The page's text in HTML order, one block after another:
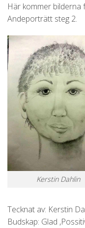
Här kommer
Andeporträtt steg 2.
Kerstin Dahlin
Tecknat av: Kerstin
Budskap: Glad